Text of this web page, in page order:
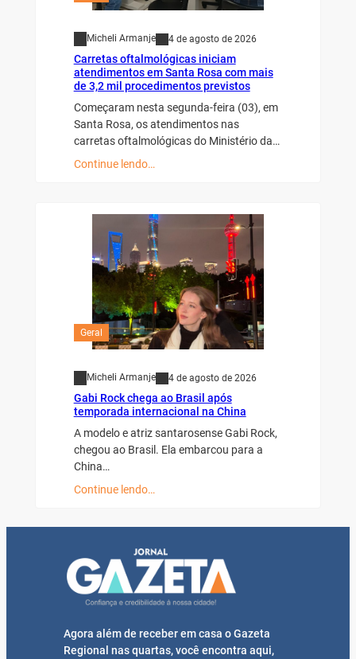
Micheli Armanje 4 de agosto de 2026
Carretas oftalmológicas iniciam
atendimentos em Santa Rosa com mais
de 3,2 mil procedimentos previstos
Começaram nesta segunda-feira (03), em
Santa Rosa, os atendimentos nas
carretas oftalmológicas do Ministério da…
Continue lendo…
Geral
Micheli Armanje 4 de agosto de 2026
Gabi Rock chega ao Brasil após
temporada internacional na China
A modelo e atriz santarosense Gabi Rock,
chegou ao Brasil. Ela embarcou para a
China…
Continue lendo…
Agora além de receber em casa o Gazeta
Regional nas quartas, você encontra aqui,